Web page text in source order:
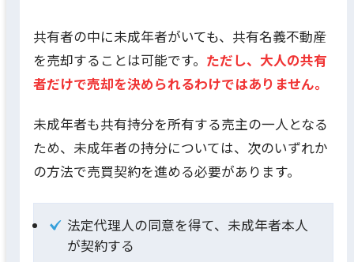
共有者の中に未成年者がいても、共有名義不動産
を売却することは可能です。 ただし、大人の共有
者だけで売却を決められるわけではありません。
未成年者も共有持分を所有する売主の一人となる
ため、未成年者の持分については、次のいずれか
の方法で売買契約を進める必要があります。
法定代理人の同意を得て、未成年者本人
が契約する